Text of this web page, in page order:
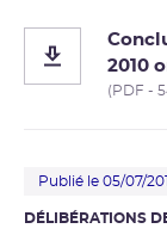
2010
(PDF -
Publié le 05/07/
DÉLIBÉRATIONS